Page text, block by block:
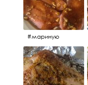
#мариную